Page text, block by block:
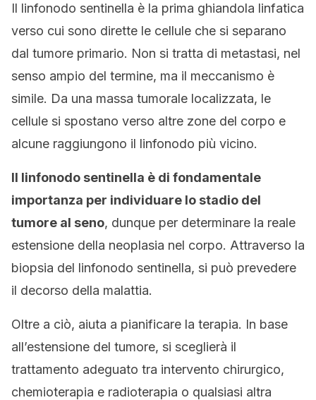
Il linfonodo sentinella è la prima ghiandola linfatica
verso cui sono dirette le cellule che si separano
dal tumore primario. Non si tratta di metastasi, nel
senso ampio del termine, ma il meccanismo è
simile. Da una massa tumorale localizzata, le
cellule si spostano verso altre zone del corpo e
alcune raggiungono il linfonodo più vicino.
Il linfonodo sentinella è di fondamentale
importanza per individuare lo stadio del
tumore al seno, dunque per determinare la reale
estensione della neoplasia nel corpo. Attraverso la
biopsia del linfonodo sentinella, si può prevedere
il decorso della malattia.
Oltre a ciò, aiuta a pianificare la terapia. In base
all’estensione del tumore, si sceglierà il
trattamento adeguato tra intervento chirurgico,
chemioterapia e radioterapia o qualsiasi altra